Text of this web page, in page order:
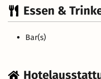
Essen &
Bar(s)